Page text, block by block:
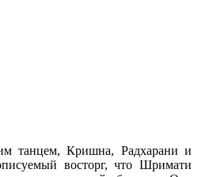
танцем, Кришна, Радхарани и
восторг, что Шримати